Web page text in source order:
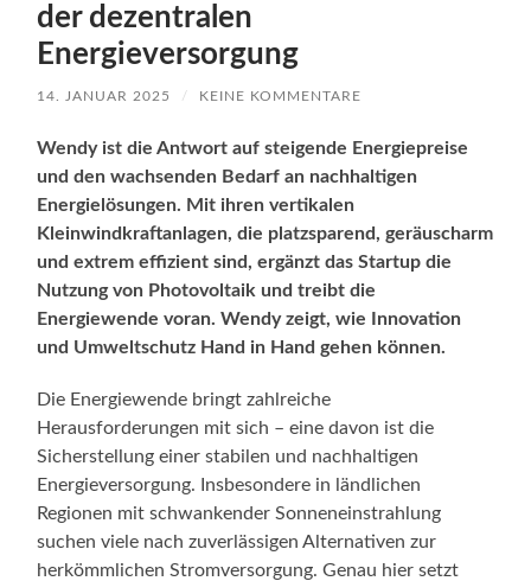
der dezentralen
Energieversorgung
14. JANUAR 2025 / KEINE KOMMENTARE
Wendy ist die Antwort auf steigende Energiepreise
und den wachsenden Bedarf an nachhaltigen
Energielösungen. Mit ihren vertikalen
Kleinwindkraftanlagen, die platzsparend, geräuscharm
und extrem effizient sind, ergänzt das Startup die
Nutzung von Photovoltaik und treibt die
Energiewende voran. Wendy zeigt, wie Innovation
und Umweltschutz Hand in Hand gehen können.
Die Energiewende bringt zahlreiche
Herausforderungen mit sich – eine davon ist die
Sicherstellung einer stabilen und nachhaltigen
Energieversorgung. Insbesondere in ländlichen
Regionen mit schwankender Sonneneinstrahlung
suchen viele nach zuverlässigen Alternativen zur
herkömmlichen Stromversorgung. Genau hier setzt